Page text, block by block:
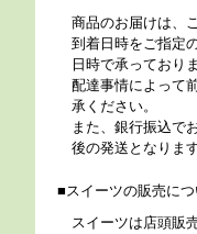
商品のお届けは、
到着日時をご指定
日時で承っており
配達事情によって
承ください。
また、銀行振込で
後の発送となります
スイーツの販売に
スイーツは店頭販